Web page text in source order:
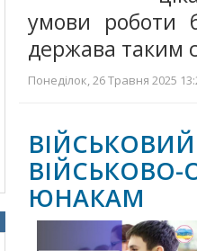
умови роботи
держава таким
Понеділок, 26 Травня 2025
ЮНАКАМ